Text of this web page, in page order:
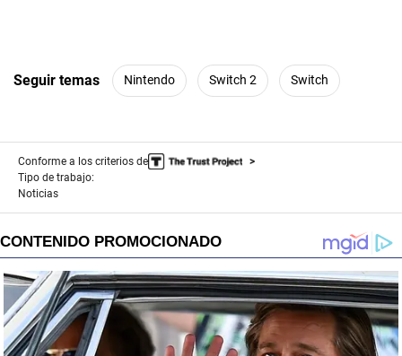
Seguir temas Nintendo Switch 2 Switch
Conforme a los criterios de
Tipo de trabajo:
Noticias